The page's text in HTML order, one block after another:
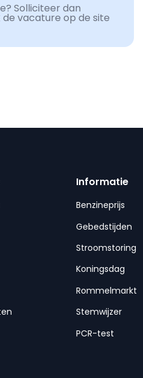
Solliciteer dan
vacature op de site
Informatie
Benzineprijs
Gebedstijden
Stroomstoring
Koningsdag
Rommelmarkt
Stemwijzer
PCR-test